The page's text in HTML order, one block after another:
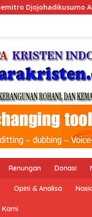
Ekonomi Politik
Renungan Donasi
Opini & Analisa
Kami